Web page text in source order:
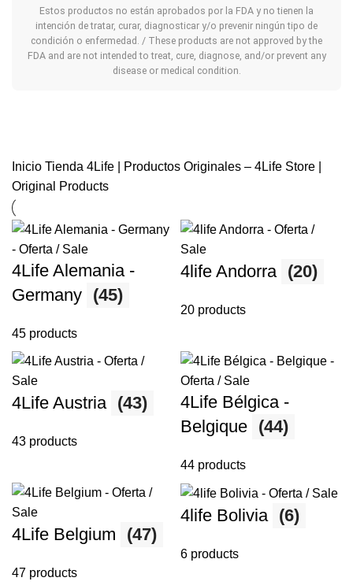
Estos productos no están aprobados por la FDA y no tienen la
intención de tratar, curar, diagnosticar y/o prevenir ningún tipo de
condición o enfermedad. / These products are not approved by the
FDA and are not intended to treat, cure, diagnose, and/or prevent any
disease or medical condition.
Inicio Tienda 4Life | Productos Originales – 4Life Store |
Original Products
4Life Alemania -
Germany (45)
45 products
4life Andorra (20)
20 products
4Life Austria (43)
43 products
4Life Bélgica -
Belgique (44)
44 products
4Life Belgium (47)
47 products
4life Bolivia (6)
6 products